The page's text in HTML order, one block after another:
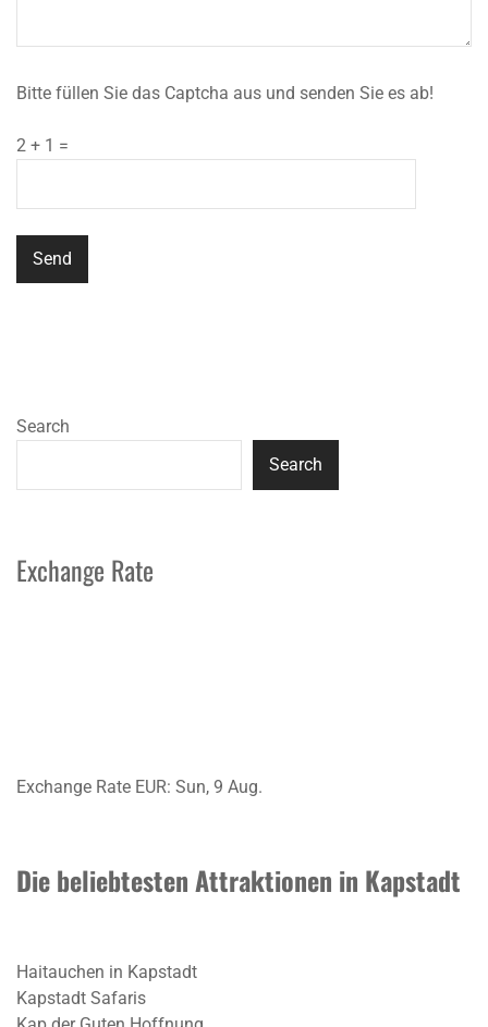
Bitte füllen Sie das Captcha aus und senden Sie es ab!
2 + 1 =
Search
Search
Exchange Rate
Exchange Rate EUR: Sun, 9 Aug.
Die beliebtesten Attraktionen in Kapstadt
Haitauchen in Kapstadt
Kapstadt Safaris